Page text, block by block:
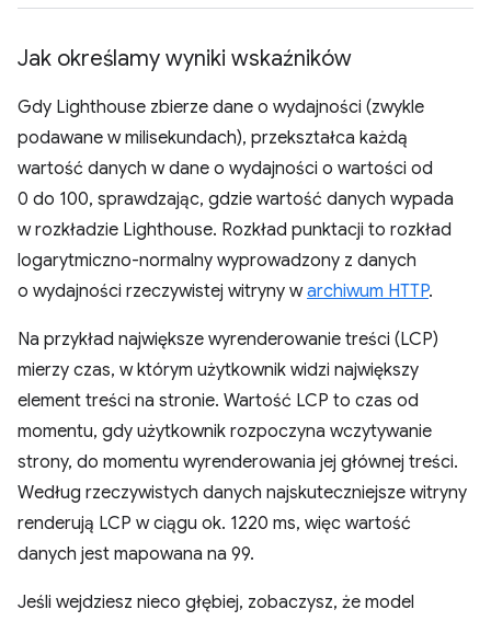
Jak określamy wyniki wskaźników
Gdy Lighthouse zbierze dane o wydajności (zwykle
podawane w milisekundach), przekształca każdą
wartość danych w dane o wydajności o wartości od
0 do 100, sprawdzając, gdzie wartość danych wypada
w rozkładzie Lighthouse. Rozkład punktacji to rozkład
logarytmiczno-normalny wyprowadzony z danych
o wydajności rzeczywistej witryny warchiwum HTTP.
Na przykład największe wyrenderowanie treści (LCP)
mierzy czas, w którym użytkownik widzi największy
element treści na stronie. Wartość LCP to czas od
momentu, gdy użytkownik rozpoczyna wczytywanie
strony, do momentu wyrenderowania jej głównej treści.
Według rzeczywistych danych najskuteczniejsze witryny
renderują LCP w ciągu ok. 1220 ms, więc wartość
danych jest mapowana na 99.
Jeśli wejdziesz nieco głębiej, zobaczysz, że model